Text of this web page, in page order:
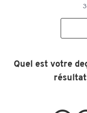
Quel est votre